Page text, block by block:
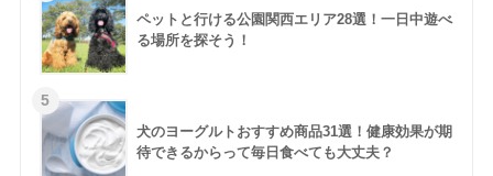
ペットと行ける公園関西エリア28選！一日中遊べ
る場所を探そう！
犬のヨーグルトおすすめ商品31選！健康効果が期
待できるからって毎日食べても大丈夫？